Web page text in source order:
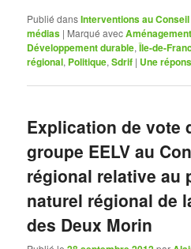
Publié dansInterventions au
médias | Marqué avecAménagement
Développement durable,Île-de-
régional, Politique,Sdrif | Une
Explication de vote
groupe EELV au
régional relative au
naturel régional de
des Deux Morin